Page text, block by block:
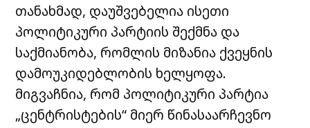
თანახმად, დაუშვებელია ისეთი
პოლიტიკური პარტიის შექმნა და
საქმიანობა, რომლის მიზანია ქვეყნის
დამოუკიდებლობის ხელყოფა.
მიგვაჩნია, რომ პოლიტიკური პარტია
„ცენტრისტების“ მიერ წინასაარჩევნო